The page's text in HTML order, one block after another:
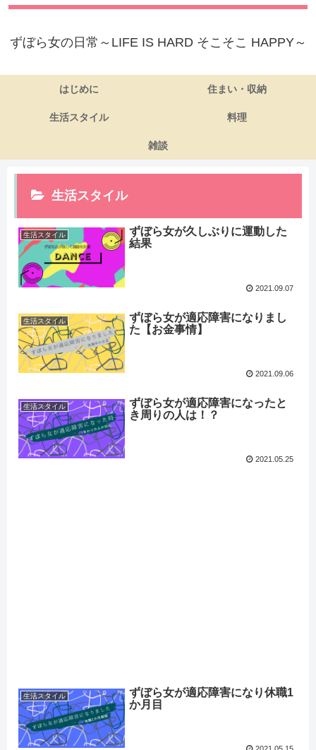
ずぼら女の日常～LIFE IS HARD そこそこ HAPPY～
はじめに 住まい・収納
生活スタイル 料理
雑談
生活スタイル
生活スタイル
ずぼら女が久しぶりに運動した
結果
2021.09.07
生活スタイル
ずぼら女が適応障害になりまし
た【お金事情】
2021.09.06
生活スタイル
ずぼら女が適応障害になったと
き周りの人は！？
2021.05.25
生活スタイル
ずぼら女が適応障害になり休職1
か月目